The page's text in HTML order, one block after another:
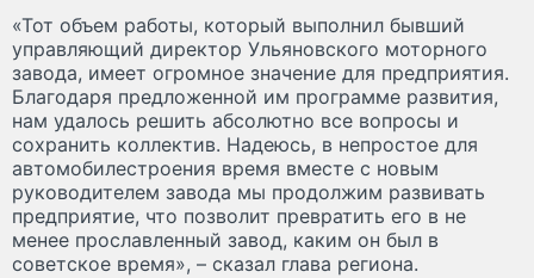
«Тот объем работы, который выполнил бывший
управляющий директор Ульяновского моторного
завода, имеет огромное значение для предприятия.
Благодаря предложенной им программе развития,
нам удалось решить абсолютно все вопросы и
сохранить коллектив. Надеюсь, в непростое для
автомобилестроения время вместе с новым
руководителем завода мы продолжим развивать
предприятие, что позволит превратить его в не
менее прославленный завод, каким он был в
советское время», – сказал глава региона.